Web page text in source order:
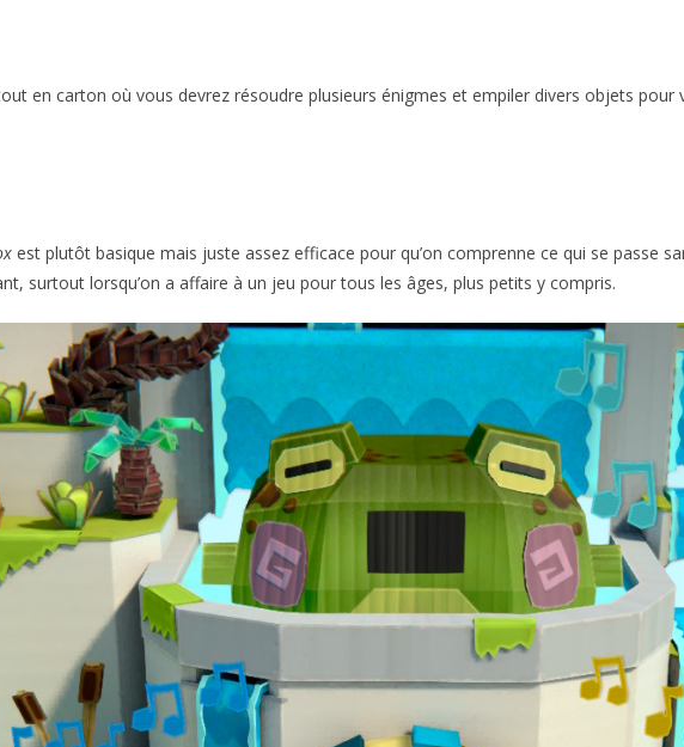
en carton où vous devrez résoudre plusieurs énigmes et empiler divers objets
est plutôt basique mais juste assez efficace pour qu’on comprenne ce qui se passe
surtout lorsqu’on a affaire à un jeu pour tous les âges, plus petits y compris.